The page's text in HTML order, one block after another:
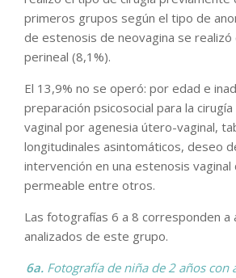
primeros grupos según el tipo de
de estenosis de neovagina se realizó
perineal (8,1%).
El 13,9% no se operó: por edad e
preparación psicosocial para la
vaginal por agenesia útero-vaginal,
longitudinales asintomáticos, deseo
intervención en una estenosis vaginal
permeable entre otros.
Las fotografías 6 a 8 corresponden a
analizados de este grupo.
6a. Fotografía de niña de 2 años con